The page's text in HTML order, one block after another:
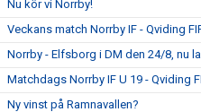
Nu kör vi Norrby!
Veckans match Norrby IF - Qviding
Norrby - Elfsborg i DM den 24/8, nu
Matchdags Norrby IF U 19 - Qviding
Ny vinst på Ramnavallen?